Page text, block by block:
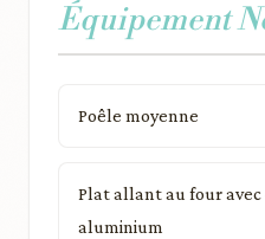
Équipement
Poêle moyenne
Plat allant au four
aluminium